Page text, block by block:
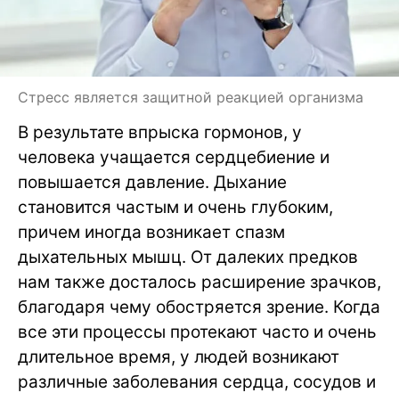
Стресс является защитной реакцией организма
В результате впрыска гормонов, у
человека учащается сердцебиение и
повышается давление. Дыхание
становится частым и очень глубоким,
причем иногда возникает спазм
дыхательных мышц. От далеких предков
нам также досталось расширение зрачков,
благодаря чему обостряется зрение. Когда
все эти процессы протекают часто и очень
длительное время, у людей возникают
различные заболевания сердца, сосудов и